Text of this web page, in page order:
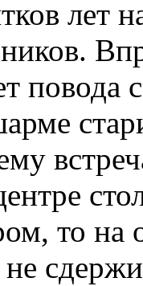
лет
повода
то на